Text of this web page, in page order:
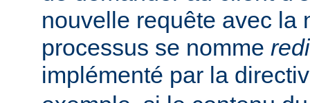
nouvelle requête avec la
processus se nomme
implémenté par la